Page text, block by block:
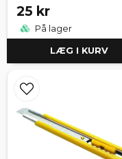
25 kr
På lager
LÆG I KURV